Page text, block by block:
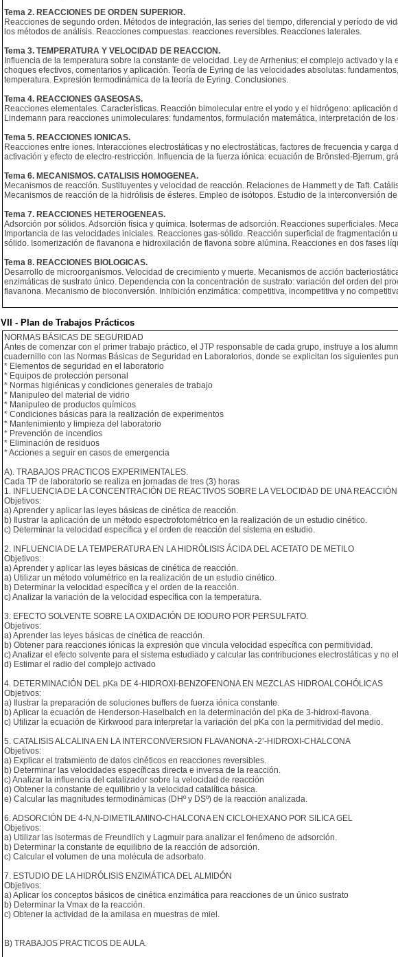
Tema 2. REACCIONES DE ORDEN SUPERIOR.
Reacciones de segundo orden. Métodos de integración, las series del tiempo, diferencial y período de
los métodos de análisis. Reacciones compuestas: reacciones reversibles. Reacciones laterales.
Tema 3. TEMPERATURA Y VELOCIDAD DE REACCION.
Influencia de la temperatura sobre la constante de velocidad. Ley de Arrhenius: el complejo activado y
choques efectivos, comentarios y aplicación. Teoría de Eyring de las velocidades absolutas:
temperatura. Expresión termodinámica de la teoría de Eyring. Conclusiones.
Tema 4. REACCIONES GASEOSAS.
Reacciones elementales. Características. Reacción bimolecular entre el yodo y el hidrógeno:
Lindemann para reacciones unimoleculares: fundamentos, formulación matemática, interpretación de
Tema 5. REACCIONES IONICAS.
Reacciones entre iones. Interacciones electrostáticas y no electrostáticas, factores de frecuencia y
activación y efecto de electro-restricción. Influencia de la fuerza iónica: ecuación de Brönsted-Bjerrum,
Tema 6. MECANISMOS. CATALISIS HOMOGENEA.
Mecanismos de reacción. Sustituyentes y velocidad de reacción. Relaciones de Hammett y de Taft.
Mecanismos de reacción de la hidrólisis de ésteres. Empleo de isótopos. Estudio de la interconversión
Tema 7. REACCIONES HETEROGENEAS.
Adsorción por sólidos. Adsorción física y química. Isotermas de adsorción. Reacciones superficiales.
Importancia de las velocidades iniciales. Reacciones gas-sólido. Reacción superficial de
sólido. Isomerización de flavanona e hidroxilación de flavona sobre alúmina. Reacciones en dos fases
Tema 8. REACCIONES BIOLOGICAS.
Desarrollo de microorganismos. Velocidad de crecimiento y muerte. Mecanismos de acción
enzimáticas de sustrato único. Dependencia con la concentración de sustrato: variación del orden del
flavanona. Mecanismo de bioconversión. Inhibición enzimática: competitiva, incompetitiva y no
VII - Plan de Trabajos Prácticos
NORMAS BÁSICAS DE SEGURIDAD
Antes de comenzar con el primer trabajo práctico, el JTP responsable de cada grupo, instruye a los
cuadernillo con las Normas Básicas de Seguridad en Laboratorios, donde se explicitan los siguientes
* Elementos de seguridad en el laboratorio
* Equipos de protección personal
* Normas higiénicas y condiciones generales de trabajo
* Manipuleo del material de vidrio
* Manipuleo de productos químicos
* Condiciones básicas para la realización de experimentos
* Mantenimiento y limpieza del laboratorio
* Prevención de incendios
* Eliminación de residuos
* Acciones a seguir en casos de emergencia
A). TRABAJOS PRACTICOS EXPERIMENTALES.
Cada TP de laboratorio se realiza en jornadas de tres (3) horas
1. INFLUENCIA DE LA CONCENTRACIÓN DE REACTIVOS SOBRE LA VELOCIDAD DE UNA
Objetivos:
a) Aprender y aplicar las leyes básicas de cinética de reacción.
b) Ilustrar la aplicación de un método espectrofotométrico en la realización de un estudio cinético.
c) Determinar la velocidad específica y el orden de reacción del sistema en estudio.
2. INFLUENCIA DE LA TEMPERATURA EN LA HIDRÓLISIS ÁCIDA DEL ACETATO DE METILO
Objetivos:
a) Aprender y aplicar las leyes básicas de cinética de reacción.
a) Utilizar un método volumétrico en la realización de un estudio cinético.
b) Determinar la velocidad específica y el orden de la reacción.
c) Analizar la variación de la velocidad específica con la temperatura.
3. EFECTO SOLVENTE SOBRE LA OXIDACIÓN DE IODURO POR PERSULFATO.
Objetivos:
a) Aprender las leyes básicas de cinética de reacción.
b) Obtener para reacciones iónicas la expresión que vincula velocidad específica con permitividad.
c) Analizar el efecto solvente para el sistema estudiado y calcular las contribuciones electrostáticas y no
d) Estimar el radio del complejo activado
4. DETERMINACIÓN DEL pKa DE 4-HIDROXI-BENZOFENONA EN MEZCLAS HIDROALCOHÓLICAS
Objetivos:
a) Ilustrar la preparación de soluciones buffers de fuerza iónica constante.
b) Aplicar la ecuación de Henderson-Haselbalch en la determinación del pKa de 3-hidroxi-flavona.
c) Utilizar la ecuación de Kirkwood para interpretar la variación del pKa con la permitividad del medio.
5. CATALISIS ALCALINA EN LA INTERCONVERSION FLAVANONA -2’-HIDROXI-CHALCONA
Objetivos:
a) Explicar el tratamiento de datos cinéticos en reacciones reversibles.
b) Determinar las velocidades específicas directa e inversa de la reacción.
c) Analizar la influencia del catalizador sobre la velocidad de reacción
d) Obtener la constante de equilibrio y la velocidad catalítica básica.
e) Calcular las magnitudes termodinámicas (DHº y DSº) de la reacción analizada.
6. ADSORCIÓN DE 4-N,N-DIMETILAMINO-CHALCONA EN CICLOHEXANO POR SILICA GEL
Objetivos:
a) Utilizar las isotermas de Freundlich y Lagmuir para analizar el fenómeno de adsorción.
b) Determinar la constante de equilibrio de la reacción de adsorción.
c) Calcular el volumen de una molécula de adsorbato.
7. ESTUDIO DE LA HIDRÓLISIS ENZIMÁTICA DEL ALMIDÓN
Objetivos:
a) Aplicar los conceptos básicos de cinética enzimática para reacciones de un único sustrato
b) Determinar la Vmax de la reacción.
c) Obtener la actividad de la amilasa en muestras de miel.
B) TRABAJOS PRACTICOS DE AULA.